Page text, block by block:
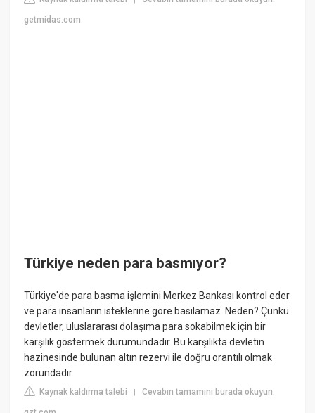
getmidas.com
Türkiye neden para basmıyor?
Türkiye'de para basma işlemini Merkez Bankası kontrol eder
ve para insanların isteklerine göre basılamaz. Neden? Çünkü
devletler, uluslararası dolaşıma para sokabilmek için bir
karşılık göstermek durumundadır. Bu karşılıkta devletin
hazinesinde bulunan altın rezervi ile doğru orantılı olmak
zorundadır.
Kaynak kaldırma talebi |Cevabın tamamını burada okuyun: